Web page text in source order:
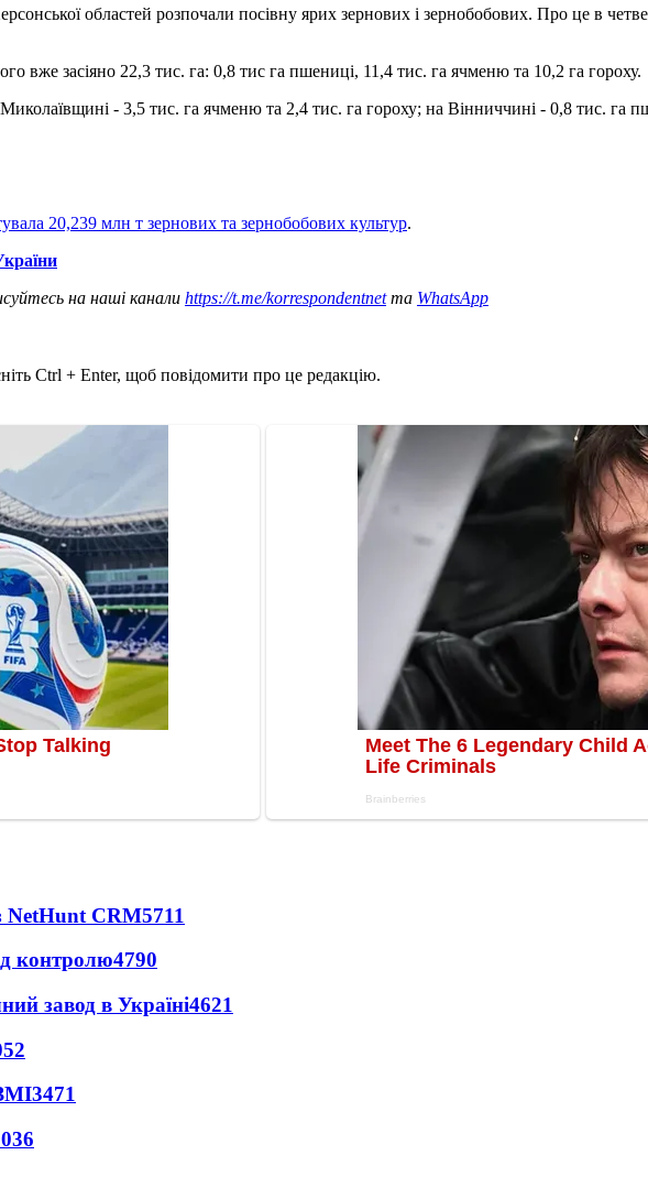
областей розпочали посівну ярих зернових і зернобобових. Про це в
вже засіяно 22,3 тис. га: 0,8 тис га пшениці, 11,4 тис. га ячменю та 10,2 га гороху.
- 3,5 тис. га ячменю та 2,4 тис. га гороху; на Вінниччині - 0,8 тис. га
20,239 млн т зернових та зернобобових культур.
на наші канали https://t.me/korrespondentnetта WhatsApp
Ctrl + Enter, щоб повідомити про це редакцію.
NetHunt CRM5711
контролю4790
завод в Україні4621
3471